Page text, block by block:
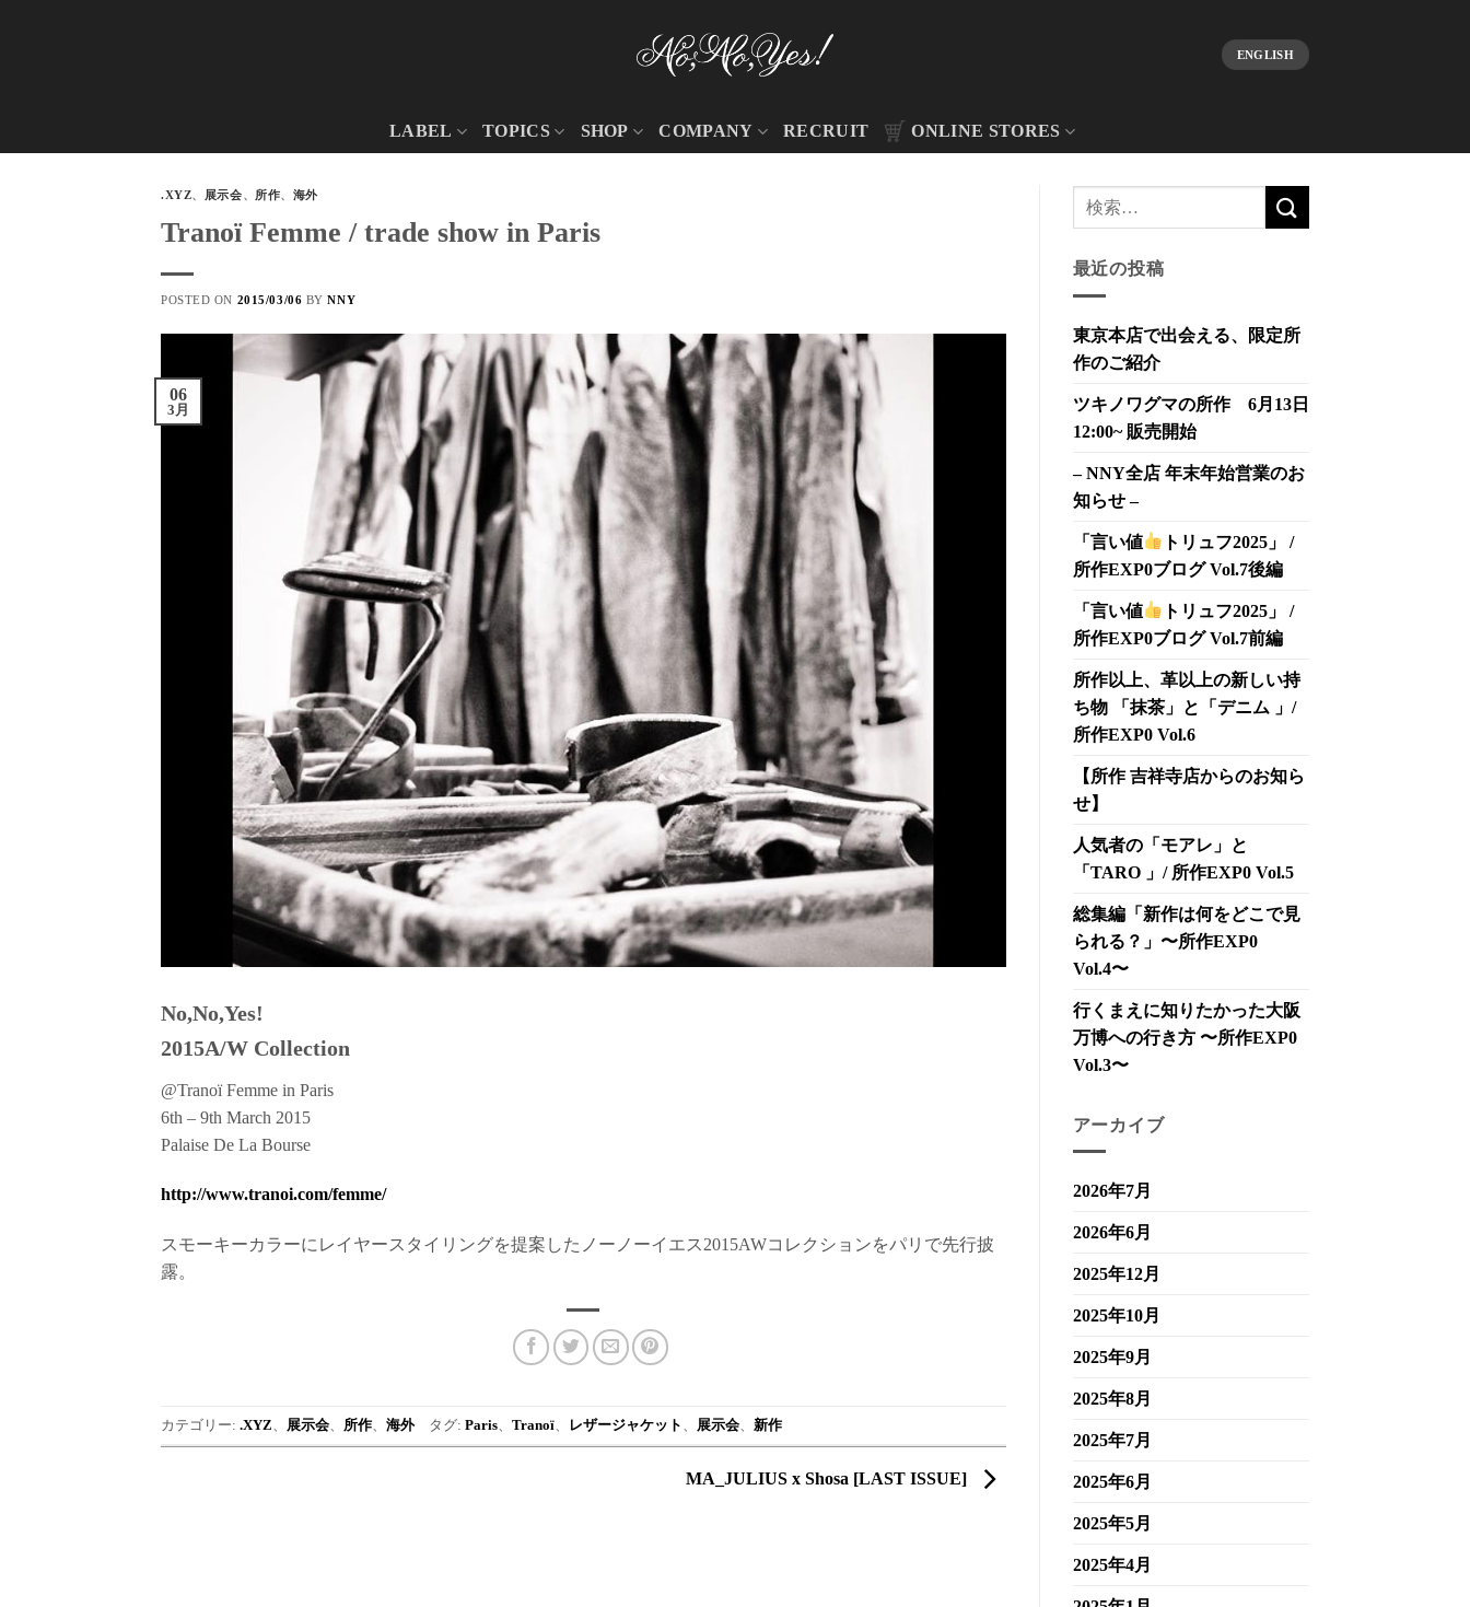
ENGLISH
LABEL TOPICS SHOP COMPANY RECRUIT ONLINE STORES
.XYZ、 展示会、 所作、 海外
Tranoï Femme / trade show in Paris
POSTED ON 2015/03/06 BYNNY
06
3月
No,No,Yes!
2015A/W Collection
@Tranoï Femme in Paris
6th – 9th March 2015
Palaise De La Bourse
http://www.tranoi.com/femme/
スモーキーカラーにレイヤースタイリングを提案したノーノーイエス2015AWコレクションをパリで先行披
露。
カテゴリー: .XYZ 展示会 所作 海外タグ: Paris Tranoï レザージャケット 展示会 新作
MA_JULIUS x Shosa [LAST ISSUE]
最近の投稿
東京本店で出会える、限定所
作のご紹介
ツキノワグマの所作 6月13日
12:00~ 販売開始
– NNY全店 年末年始営業のお
知らせ –
「言い値
トリュフ2025」 /
所作EXP0ブログ Vol.7後編
「言い値
トリュフ2025」 /
所作EXP0ブログ Vol.7前編
所作以上、革以上の新しい持
ち物 「抹茶」と「デニム 」/
所作EXP0 Vol.6
【所作 吉祥寺店からのお知ら
せ】
人気者の「モアレ」と
「TARO 」/ 所作EXP0 Vol.5
総集編「新作は何をどこで見
られる？」〜所作EXP0
Vol.4〜
行くまえに知りたかった大阪
万博への行き方 〜所作EXP0
Vol.3〜
アーカイブ
2026年7月
2026年6月
2025年12月
2025年10月
2025年9月
2025年8月
2025年7月
2025年6月
2025年5月
2025年4月